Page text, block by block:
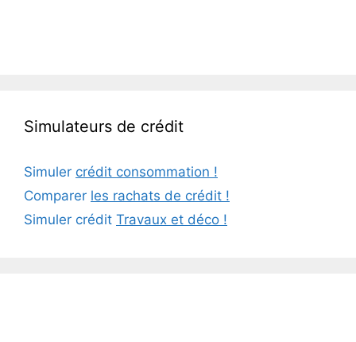
Simulateurs de crédit
Simuler crédit consommation !
Comparer les rachats de crédit !
Simuler crédit Travaux et déco !